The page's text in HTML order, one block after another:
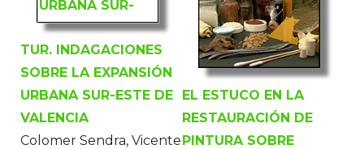
TUR. INDAGACIONES
SOBRE LA EXPANSIÓN
URBANA SUR-ESTE DE
VALENCIA
Colomer Sendra, Vicente
EL ESTUCO EN LA
RESTAURACIÓN DE
PINTURA SOBRE